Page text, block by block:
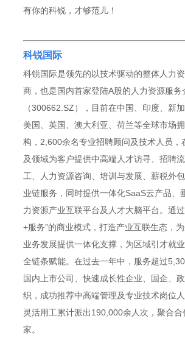
有你的科锐，才够范儿！
科锐国际
科锐国际是领先的以技术驱动的整体人力
商，也是国内首家登陆A股的人力资源服务
（300662.SZ），目前在中国、印度、新
美国、英国、澳大利亚、荷兰等全球市场
构，2,600余名专业招聘顾问及技术人员，
及领域为客户提供中高端人才访寻、招聘
工、人力资源咨询、培训与发展、薪税外
业链服务，同时提供一体化SaaS云产品、
力资源产业互联平台及人才大脑平台。通
+服务”的商业模式，打造产业互联生态，
业务发展提供一体化支撑，为区域引才就
全链条赋能。在过去一年中，服务超过
国内上市公司、快速成长性企业、国企、
织，成功推荐中高端管理及专业技术岗位
灵活用工累计派出190,000余人次，聚合
家。